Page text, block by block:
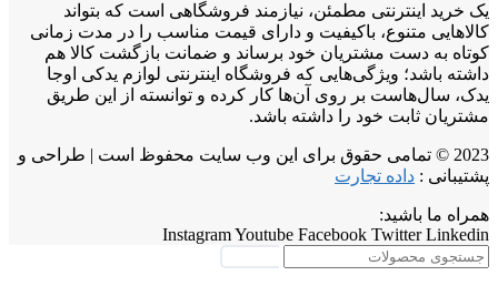
یک خرید اینترنتی مطمئن، نیازمند فروشگاهی است که بتواند
کالاهایی متنوع، باکیفیت و دارای قیمت مناسب را در مدت زمانی
کوتاه به دست مشتریان خود برساند و ضمانت بازگشت کالا هم
داشته باشد؛ ویژگی‌هایی که فروشگاه اینترنتی لوازم یدکی اوجا
یدک، سال‌هاست بر روی آن‌ها کار کرده و توانسته از این طریق
مشتریان ثابت خود را داشته باشد.
2023 © تمامی حقوق برای این وب سایت محفوظ است | طراحی و
پشتیبانی : داده تجارت
همراه ما باشید:
InstagramYoutube Facebook Twitter Linkedin